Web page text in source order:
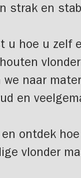
strak en
u hoe u zelf
we naar
en
ontdek
vlonder